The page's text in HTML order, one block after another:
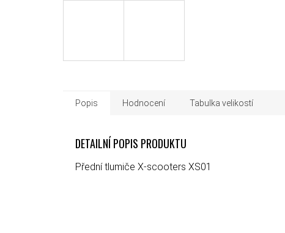
Popis Hodnocení Tabulka velikostí
DETAILNÍ POPIS PRODUKTU
Přední tlumiče X-scooters XS01